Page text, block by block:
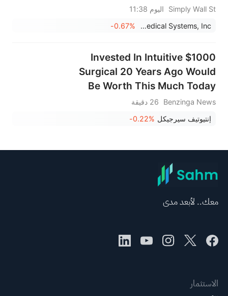
Simply Wall St
اليوم 11:38
Inspire Medical Systems, Inc.
-0.67%
$1000 Invested In Intuitive
Surgical 20 Years Ago Would
Be Worth This Much Today
Benzinga News
26 دقيقة
إنتيوتيف سيرجيكل -0.22%
معك.. لأبعد مدى
الاستثمار